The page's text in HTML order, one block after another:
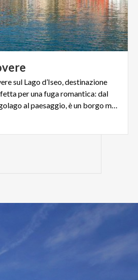
sul Lago d’Iseo, destinazione
per una fuga romantica: dal
lungolago al paesaggio, è un borgo medievale tutto da scoprire